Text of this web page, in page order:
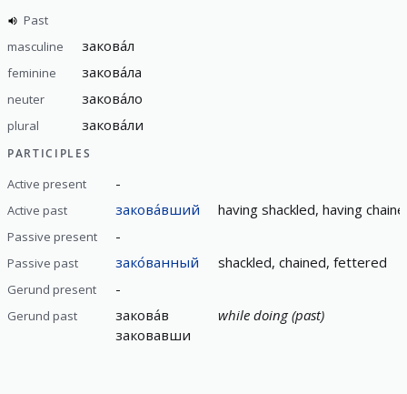
Past
masculine
закова́л
feminine закова́ла
neuter закова́ло
plural закова́ли
PARTICIPLES
Active present -
Active past закова́вший having shackled, having
Passive present -
Passive past зако́ванный shackled, chained, fettered
Gerund present -
Gerund past
закова́в
заковавши
while doing (past)